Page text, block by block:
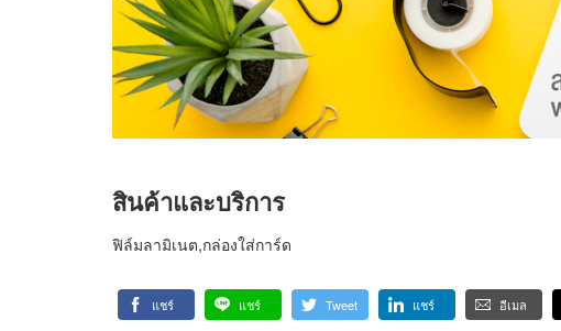
สินค้าและบริการ
ฟิล์มลามิเนต,กล่องใส่การ์ด
แชร์ แชร์ Tweet แชร์ อีเมล